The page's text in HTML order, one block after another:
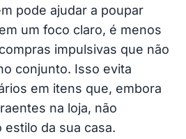
pode ajudar a poupar
um foco claro, é menos
impulsivas que não
conjunto. Isso evita
em itens que, embora
na loja, não
estilo da sua casa.